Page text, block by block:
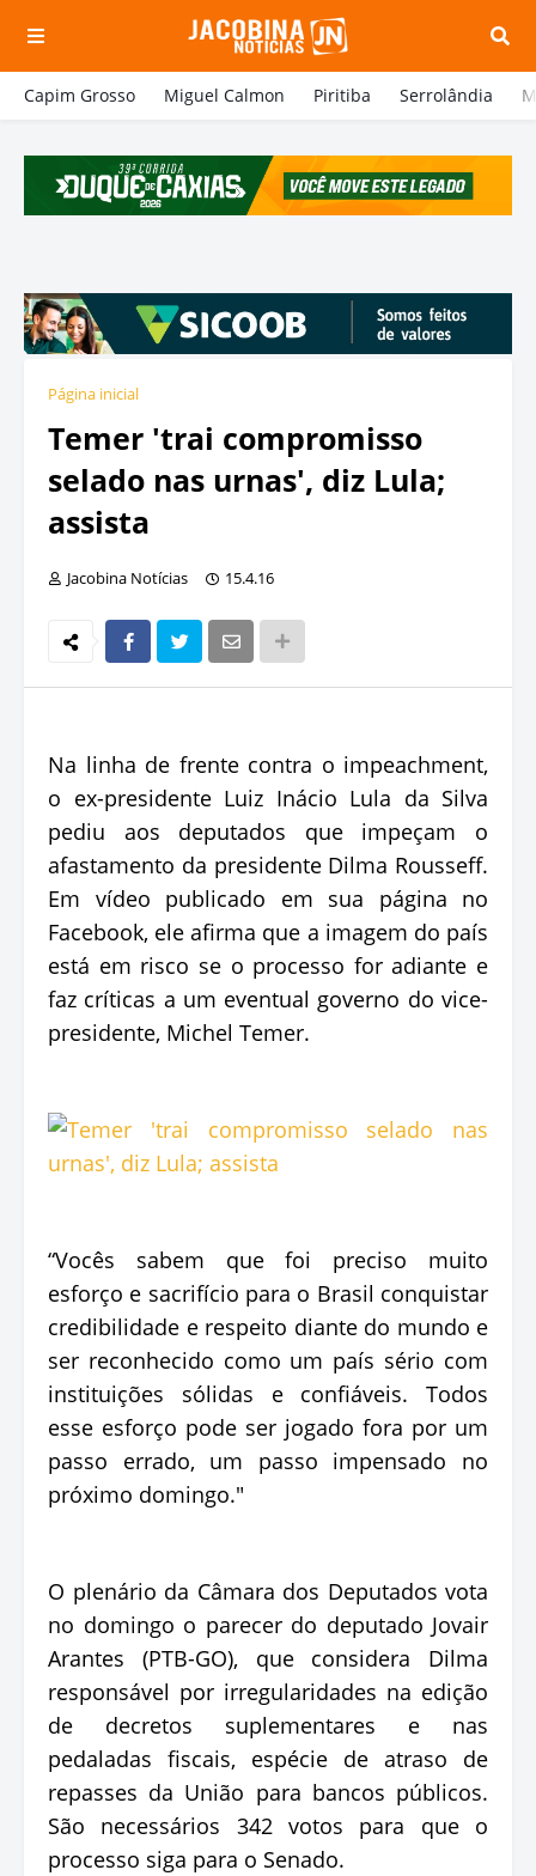
Capim Grosso Miguel Calmon Piritiba Serrolândia
Página inicial
Temer 'trai compromisso
selado nas urnas', diz Lula;
assista
Jacobina Notícias 15.4.16
Na linha de frente contra o impeachment,
o ex-presidente Luiz Inácio Lula da Silva
pediu aos deputados que impeçam o
afastamento da presidente Dilma Rousseff.
Em vídeo publicado em sua página no
Facebook, ele afirma que a imagem do país
está em risco se o processo for adiante e
faz críticas a um eventual governo do vice-
presidente, Michel Temer.
“Vocês sabem que foi preciso muito
esforço e sacrifício para o Brasil conquistar
credibilidade e respeito diante do mundo e
ser reconhecido como um país sério com
instituições sólidas e confiáveis. Todos
esse esforço pode ser jogado fora por um
passo errado, um passo impensado no
próximo domingo."
O plenário da Câmara dos Deputados vota
no domingo o parecer do deputado Jovair
Arantes (PTB-GO), que considera Dilma
responsável por irregularidades na edição
de decretos suplementares e nas
pedaladas fiscais, espécie de atraso de
repasses da União para bancos públicos.
São necessários 342 votos para que o
processo siga para o Senado.